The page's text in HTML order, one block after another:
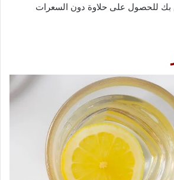
بك للحصول على حلاوة دون السعرات